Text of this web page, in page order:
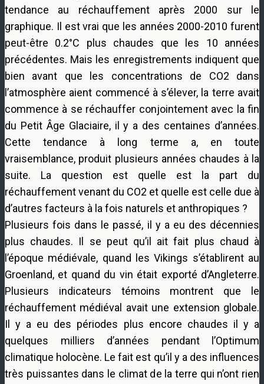
tendance au réchauffement après 2000 sur le
graphique. Il est vrai que les années 2000-2010 furent
peut-être 0.2°C plus chaudes que les 10 années
précédentes. Mais les enregistrements indiquent que
bien avant que les concentrations de CO2 dans
l’atmosphère aient commencé à s’élever, la terre avait
commence à se réchauffer conjointement avec la fin
du Petit Âge Glaciaire, il y a des centaines d’années.
Cette tendance à long terme a, en toute
vraisemblance, produit plusieurs années chaudes à la
suite. La question est quelle est la part du
réchauffement venant du CO2 et quelle est celle due à
d’autres facteurs à la fois naturels et anthropiques ?
Plusieurs fois dans le passé, il y a eu des décennies
plus chaudes. Il se peut qu’il ait fait plus chaud à
l’époque médiévale, quand les Vikings s’établirent au
Groenland, et quand du vin était exporté d’Angleterre.
Plusieurs indicateurs témoins montrent que le
réchauffement médiéval avait une extension globale.
Il y a eu des périodes plus encore chaudes il y a
quelques milliers d’années pendant l’Optimum
climatique holocène. Le fait est qu’il y a des influences
très puissantes dans le climat de la terre qui n’ont rien